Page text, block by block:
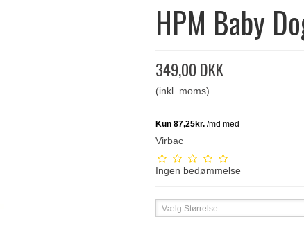
HPM Baby
349,00 DKK
(inkl. moms)
Virbac
Ingen bedømmelse
Vælg Størrelse